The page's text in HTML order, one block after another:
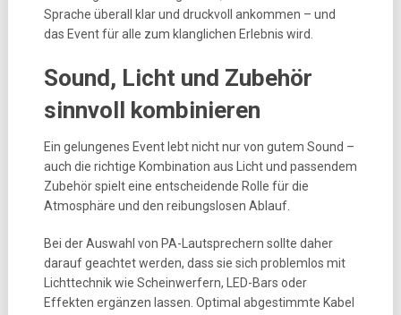
Sprache überall klar und druckvoll ankommen – und
das Event für alle zum klanglichen Erlebnis wird.
Sound, Licht und Zubehör
sinnvoll kombinieren
Ein gelungenes Event lebt nicht nur von gutem Sound –
auch die richtige Kombination aus Licht und passendem
Zubehör spielt eine entscheidende Rolle für die
Atmosphäre und den reibungslosen Ablauf.
Bei der Auswahl von PA-Lautsprechern sollte daher
darauf geachtet werden, dass sie sich problemlos mit
Lichttechnik wie Scheinwerfern, LED-Bars oder
Effekten ergänzen lassen. Optimal abgestimmte Kabel